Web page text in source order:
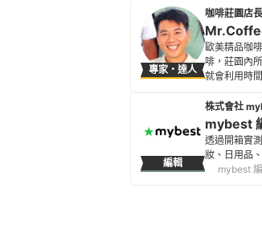
專家・達人
咖啡莊園店長
歐美精品咖
啡，莊園內
就會利用時
Mr.Coffee
編輯
株式會社
mybest
透過開箱實
妝、日用品
mybest